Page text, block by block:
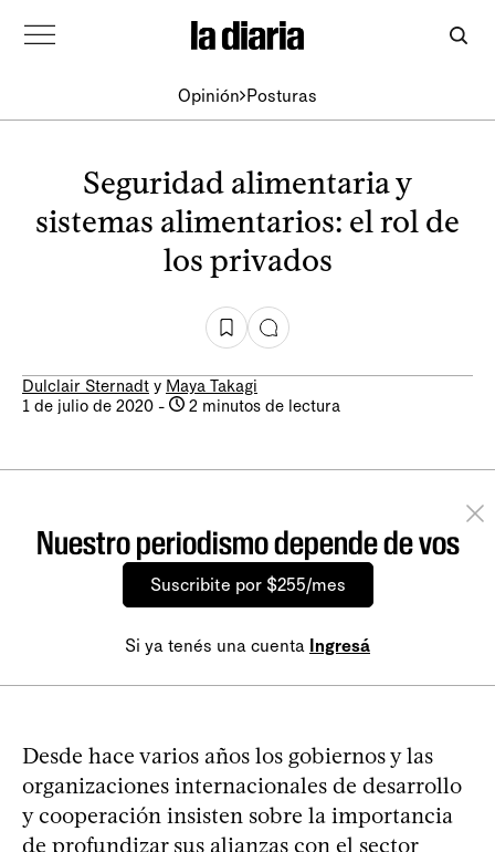
Opinión Posturas
Seguridad alimentaria y
sistemas alimentarios: el rol de
los privados
Dulclair Sternadt y Maya Takagi
1 de julio de 2020 - 2 minutos de lectura
Nuestro periodismo depende de vos
Suscribite por $255/mes
Si ya tenés una cuenta Ingresá
Desde hace varios años los gobiernos y las
organizaciones internacionales de desarrollo
y cooperación insisten sobre la importancia
de profundizar sus alianzas con el sector